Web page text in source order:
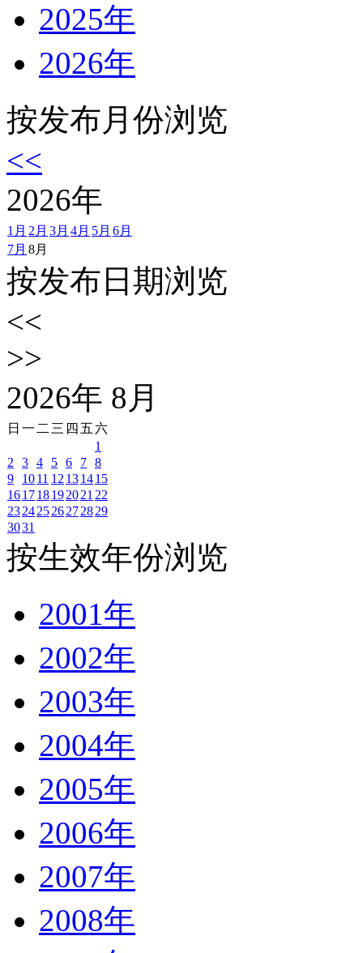
2025年
2026年
按发布月份浏览
<<
2026年
1月 2月 3月 4月 5月 6月
7月 8月
按发布日期浏览
<<
>>
2026年 8 月
日 一 二 三 四 五 六
1
2
3 4 5 6 7 8
9
1011 12 131415
161718192021 22
23242526272829
3031
按生效年份浏览
2001年
2002年
2003年
2004年
2005年
2006年
2007年
2008年